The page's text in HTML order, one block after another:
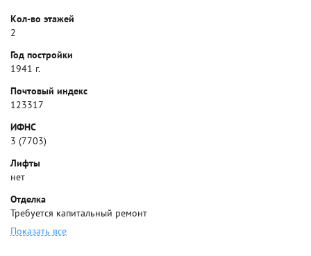
Кол-во этажей
2
Год постройки
1941 г.
Почтовый индекс
123317
ИФНС
3 (7703)
Лифты
нет
Отделка
Требуется капитальный ремонт
Показать все